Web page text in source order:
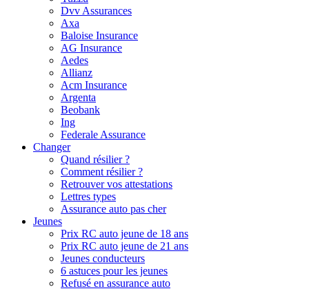
Dvv Assurances
Axa
Baloise Insurance
AG Insurance
Aedes
Allianz
Acm Insurance
Argenta
Beobank
Ing
Federale Assurance
Changer
Quand résilier ?
Comment résilier ?
Retrouver vos attestations
Lettres types
Assurance auto pas cher
Jeunes
Prix RC auto jeune de 18 ans
Prix RC auto jeune de 21 ans
Jeunes conducteurs
6 astuces pour les jeunes
Refusé en assurance auto